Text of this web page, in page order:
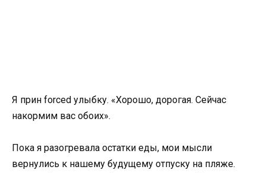
Я прин forced улыбку. «Хорошо, дорогая. Сейчас
накормим вас обоих».
Пока я разогревала остатки еды, мои мысли
вернулись к нашему будущему отпуску на пляже.